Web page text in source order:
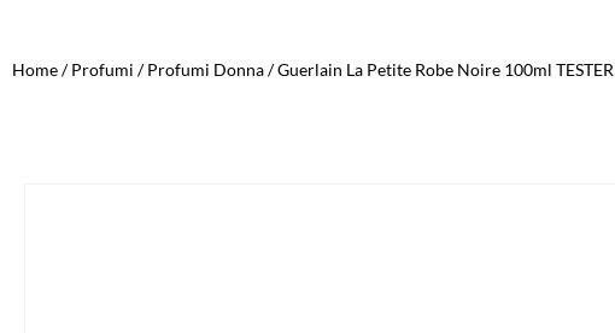
Home/Profumi /Profumi Donna/ Guerlain La Petite Robe Noire 100ml TESTER